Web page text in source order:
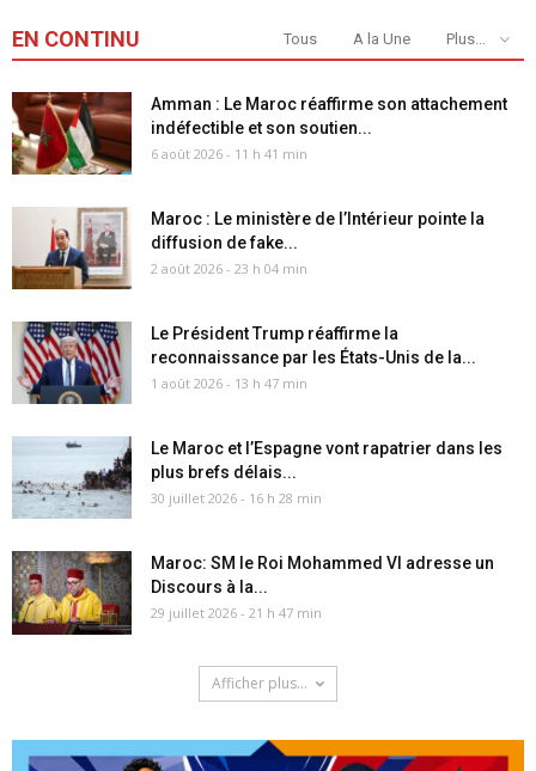
EN CONTINU Tous A la Une Plus...
Amman : Le Maroc réaffirme son attachement
indéfectible et son soutien...
6 août 2026 - 11 h 41 min
Maroc : Le ministère de l’Intérieur pointe la
diffusion de fake...
2 août 2026 - 23 h 04 min
Le Président Trump réaffirme la
reconnaissance par les États-Unis de la...
1 août 2026 - 13 h 47 min
Le Maroc et l’Espagne vont rapatrier dans les
plus brefs délais...
30 juillet 2026 - 16 h 28 min
Maroc: SM le Roi Mohammed VI adresse un
Discours à la...
29 juillet 2026 - 21 h 47 min
Afficher plus...